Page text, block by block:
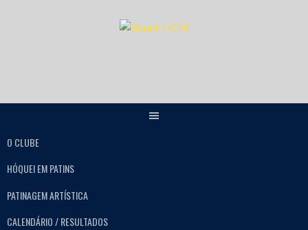
O CLUBE
HÓQUEI EM PATINS
PATINAGEM ARTÍSTICA
CALENDÁRIO / RESULTADOS